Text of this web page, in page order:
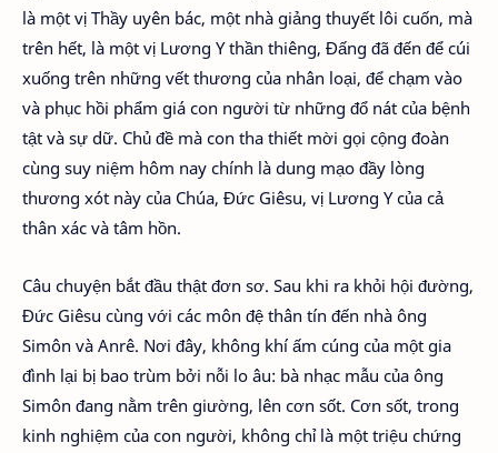
là một vị Thầy uyên bác, một nhà giảng thuyết lôi cuốn, mà
trên hết, là một vị Lương Y thần thiêng, Đấng đã đến để cúi
xuống trên những vết thương của nhân loại, để chạm vào
và phục hồi phẩm giá con người từ những đổ nát của bệnh
tật và sự dữ. Chủ đề mà con tha thiết mời gọi cộng đoàn
cùng suy niệm hôm nay chính là dung mạo đầy lòng
thương xót này của Chúa, Đức Giêsu, vị Lương Y của cả
thân xác và tâm hồn.
Câu chuyện bắt đầu thật đơn sơ. Sau khi ra khỏi hội đường,
Đức Giêsu cùng với các môn đệ thân tín đến nhà ông
Simôn và Anrê. Nơi đây, không khí ấm cúng của một gia
đình lại bị bao trùm bởi nỗi lo âu: bà nhạc mẫu của ông
Simôn đang nằm trên giường, lên cơn sốt. Cơn sốt, trong
kinh nghiệm của con người, không chỉ là một triệu chứng